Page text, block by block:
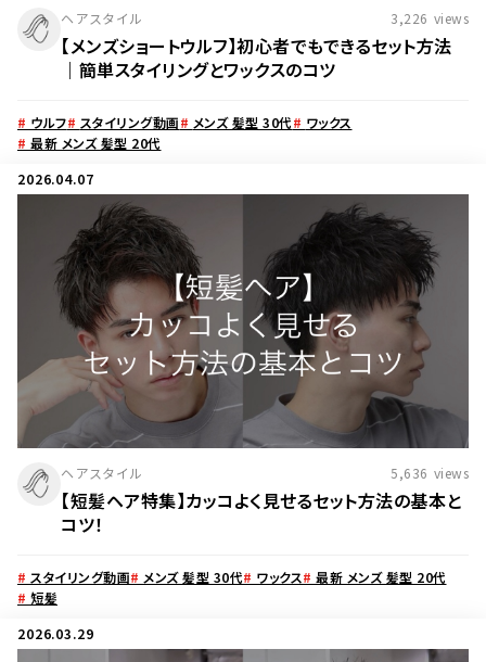
ヘアスタイル 3,226 views
【メンズショートウルフ】初心者でもできるセット方法
｜簡単スタイリングとワックスのコツ
# ウルフ# スタイリング動画# メンズ 髪型 30代# ワックス
# 最新 メンズ 髪型 20代
2026.04.07
ヘアスタイル 5,636 views
【短髪ヘア特集】カッコよく見せるセット方法の基本と
コツ！
# スタイリング動画# メンズ 髪型 30代# ワックス# 最新 メンズ 髪型 20代
# 短髪
2026.03.29